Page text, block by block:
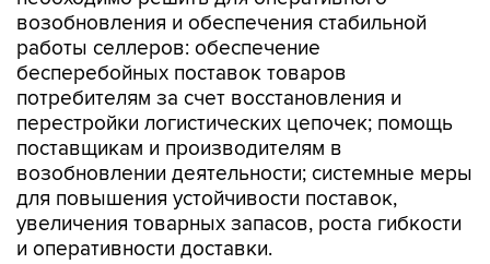
возобновления и обеспечения стабильной
работы селлеров: обеспечение
бесперебойных поставок товаров
потребителям за счет восстановления и
перестройки логистических цепочек; помощь
поставщикам и производителям в
возобновлении деятельности; системные меры
для повышения устойчивости поставок,
увеличения товарных запасов, роста гибкости
и оперативности доставки.